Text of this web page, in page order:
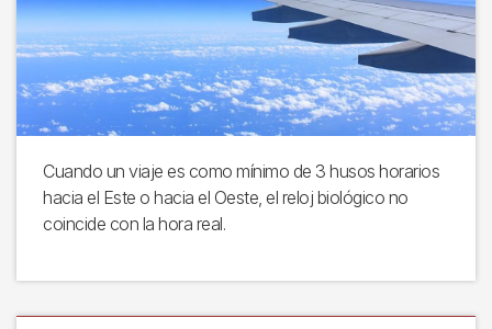
Cuando un viaje es como mínimo de 3 husos horarios
hacia el Este o hacia el Oeste, el reloj biológico no
coincide con la hora real.